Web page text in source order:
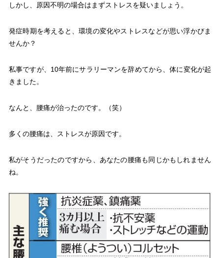
しかし、原因不明の場合はまずストレスを疑いましょう。
発症時期を考えると、環境の変化やストレスなどが思い浮かびま
せんか？
私事ですが、10年前にサラリーマンを辞めてから、体に変化が起
きました。
なんと、腰痛が治ったのです。（笑）
多くの腰痛は、ストレスが原因です。
私がそうだったのですから、あなたの腰痛も同じかもしれません
ね。